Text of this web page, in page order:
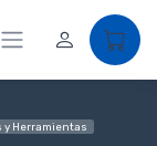
y Herramientas